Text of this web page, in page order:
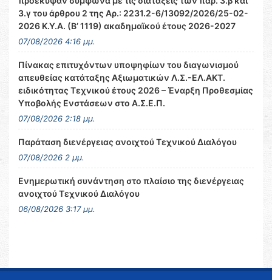
3.γ του άρθρου 2 της Αρ.: 2231.2-6/13092/2026/25-02-
2026 Κ.Υ.Α. (Β’ 1119) ακαδημαϊκού έτους 2026-2027
07/08/2026 4:16 μμ.
Πίνακας επιτυχόντων υποψηφίων του διαγωνισμού
απευθείας κατάταξης Αξιωματικών Λ.Σ.-ΕΛ.ΑΚΤ.
ειδικότητας Τεχνικού έτους 2026 – Έναρξη Προθεσμίας
Υποβολής Ενστάσεων στο Α.Σ.Ε.Π.
07/08/2026 2:18 μμ.
Παράταση διενέργειας ανοιχτού Τεχνικού Διαλόγου
07/08/2026 2 μμ.
Ενημερωτική συνάντηση στο πλαίσιο της διενέργειας
ανοιχτού Τεχνικού Διαλόγου
06/08/2026 3:17 μμ.